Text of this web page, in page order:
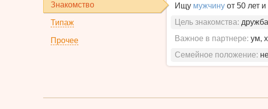
Знакомство
Типаж
Прочее
Ищу мужчину от 50 лет
Цель знакомства:
Важное в партнере: ум,
Семейное положение: